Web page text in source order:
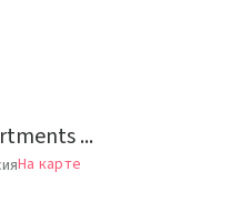
Апартаменты "Atlant Apartments 109"
На карте